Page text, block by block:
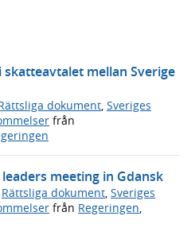
mellan Sverige
dokument Sveriges
från
meeting in Gdansk
Rättsliga dokument, Sveriges
från Regeringen,